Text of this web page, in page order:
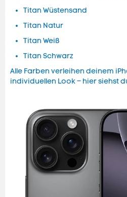
Titan Wüstensand
Titan Natur
Titan Weiß
Titan Schwarz
Alle Farben verleihen deinem
individuellen Look – hier siehst